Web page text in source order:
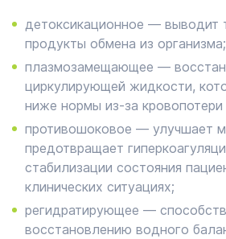
детоксикационное — выводит
продукты обмена из организма;
плазмозамещающее —
циркулирующей жидкости,
ниже нормы из-за
противошоковое — улучшает
предотвращает
стабилизации состояния
клинических ситуациях;
регидратирующее —
восстановлению водного